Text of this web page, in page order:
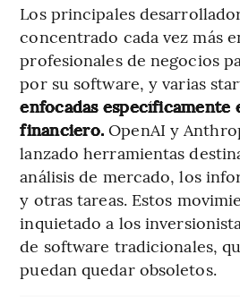
Los principales
concentrado cada vez más
profesionales de negocios
por su software, y varias
enfocadas específicamente
financiero.OpenAI y
lanzado herramientas
análisis de mercado, los
y otras tareas. Estos
inquietado a los
de software tradicionales,
puedan quedar obsoletos.